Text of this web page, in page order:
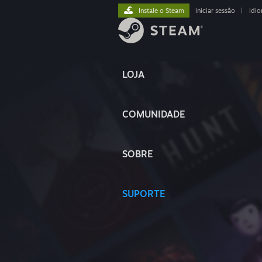
LOJA
COMUNIDADE
SOBRE
SUPORTE
Instale o Steam iniciar sessão